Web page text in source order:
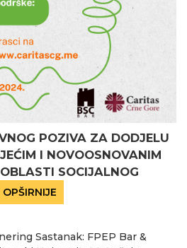
POZIVA ZA DODJELU
I NOVOOSNOVANIM
SOCIJALNOG
OPŠIRNIJE
Sastanak: FPEP Bar &